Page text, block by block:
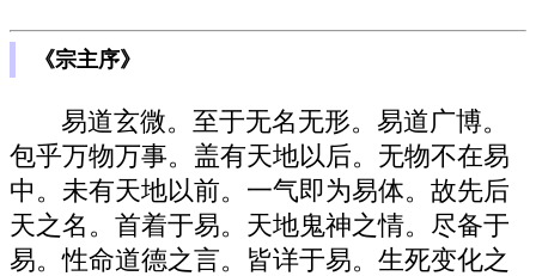
《宗主序》
易道玄微。至于无名无形。易道广博。
包乎万物万事。盖有天地以后。无物不在易
中。未有天地以前。一气即为易体。故先后
天之名。首着于易。天地鬼神之情。尽备于
易。性命道德之言。皆详于易。生死变化之